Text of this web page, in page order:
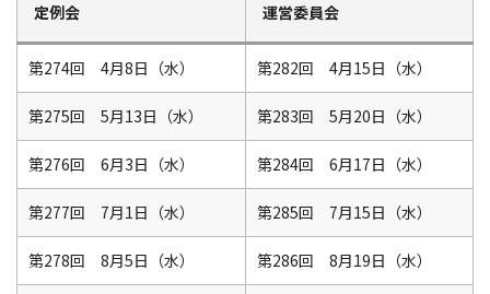
定例会 運営委員会
第274回 4月8日（水） 第282回 4月15日（水）
第275回 5月13日（水） 第283回 5月20日（水）
第276回 6月3日（水） 第284回 6月17日（水）
第277回 7月1日（水） 第285回 7月15日（水）
第278回 8月5日（水） 第286回 8月19日（水）